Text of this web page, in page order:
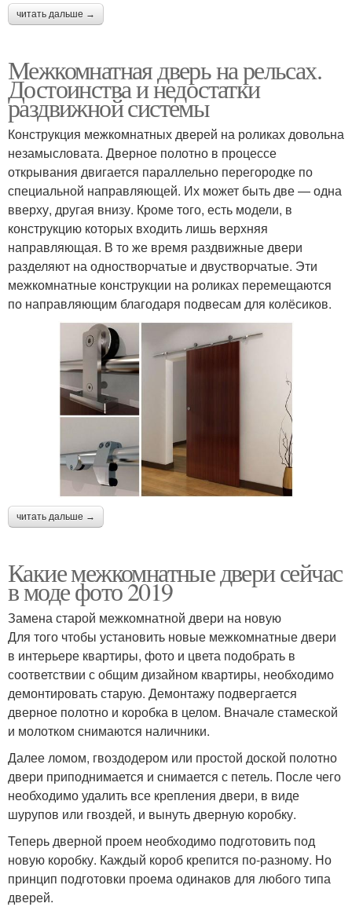
читать дальше →
Межкомнатная дверь на рельсах.
Достоинства и недостатки
раздвижной системы
Конструкция межкомнатных дверей на роликах довольна
незамысловата. Дверное полотно в процессе
открывания двигается параллельно перегородке по
специальной направляющей. Их может быть две — одна
вверху, другая внизу. Кроме того, есть модели, в
конструкцию которых входить лишь верхняя
направляющая. В то же время раздвижные двери
разделяют на одностворчатые и двустворчатые. Эти
межкомнатные конструкции на роликах перемещаются
по направляющим благодаря подвесам для колёсиков.
читать дальше →
Какие межкомнатные двери сейчас
в моде фото 2019
Замена старой межкомнатной двери на новую
Для того чтобы установить новые межкомнатные двери
в интерьере квартиры, фото и цвета подобрать в
соответствии с общим дизайном квартиры, необходимо
демонтировать старую. Демонтажу подвергается
дверное полотно и коробка в целом. Вначале стамеской
и молотком снимаются наличники.
Далее ломом, гвоздодером или простой доской полотно
двери приподнимается и снимается с петель. После чего
необходимо удалить все крепления двери, в виде
шурупов или гвоздей, и вынуть дверную коробку.
Теперь дверной проем необходимо подготовить под
новую коробку. Каждый короб крепится по-разному. Но
принцип подготовки проема одинаков для любого типа
дверей.